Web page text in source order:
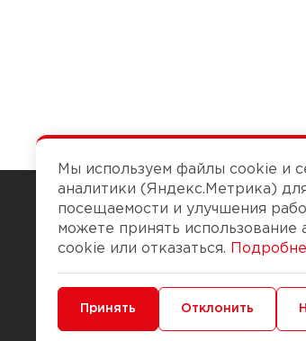
Чтобы вам легко
Мы используем файлы cookie и
аналитики (Яндекс.Метрика)
посещаемости и улучшения
можете принять использование
cookie или отказаться.
Минимальные Функциональные/
Принять Отклонить